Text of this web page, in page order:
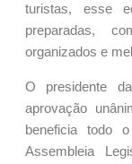
turistas, esse
preparadas,
organizados e
O presidente
aprovação
beneficia todo
Assembleia